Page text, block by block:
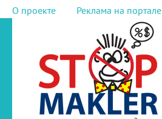
О проекте Реклама на портале